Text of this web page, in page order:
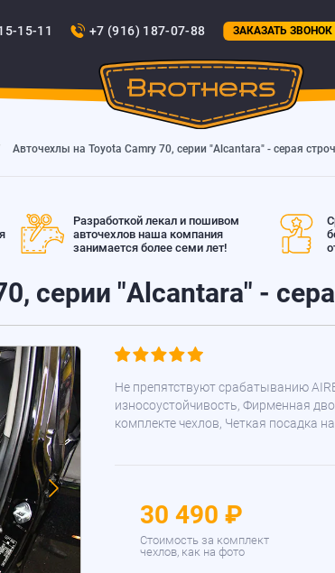
15-11 +7 (916) 187-07-88 ЗАКАЗАТЬ ЗВОНОК
Авточехлы на Toyota Camry 70, серии "Alcantara" - серая
Разработкой лекал и пошивом
авточехлов наша компания
занимается более семи лет!
серии "Alcantara" -
Не препятствуют срабатыванию
износоустойчивость, Фирменная
комплекте чехлов, Четкая посадка
30 490 ₽
Стоимость за комплект
чехлов, как на фото